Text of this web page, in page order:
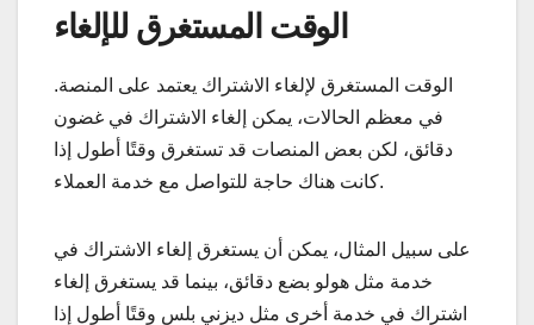
الوقت المستغرق للإلغاء
الوقت المستغرق لإلغاء الاشتراك يعتمد على المنصة.
في معظم الحالات، يمكن إلغاء الاشتراك في غضون
دقائق، لكن بعض المنصات قد تستغرق وقتًا أطول إذا
كانت هناك حاجة للتواصل مع خدمة العملاء.
على سبيل المثال، يمكن أن يستغرق إلغاء الاشتراك في
خدمة مثل هولو بضع دقائق، بينما قد يستغرق إلغاء
اشتراك في خدمة أخرى مثل ديزني بلس وقتًا أطول إذا